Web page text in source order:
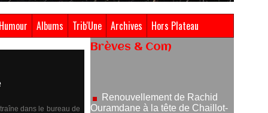
Humour Albums Trib'Une Archives Hors Plateau
dans le bureau de
Brèves & Com
05/08/2026